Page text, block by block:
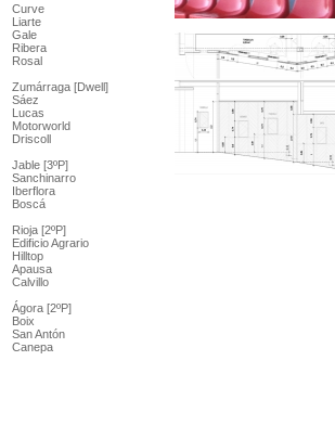
Curve
Liarte
Gale
Ribera
Rosal
Zumárraga [Dwell]
Sáez
Lucas
Motorworld
Driscoll
Jable [3ºP]
Sanchinarro
Iberflora
Boscá
Rioja [2ºP]
Edificio Agrario
Hilltop
Apausa
Calvillo
Ágora [2ºP]
Boix
San Antón
Canepa